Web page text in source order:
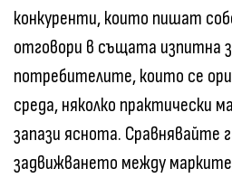
конкуренти, които пишат
отговори в същата изпитна
потребителите, които се
среда, няколко практически
запази яснота. Сравнявайте
задвижването между